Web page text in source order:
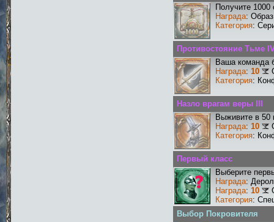
Получите 1000
Награда: Образ
Категория:
Противостояние Тьме
Ваша команда
Награда: 10
Категория:
Назло врагам веры III
Выживите в 50
Награда: 10
Категория:
Первый класс
Выберите
Награда:
Награда: 10
Категория:
Выбор Покровителя